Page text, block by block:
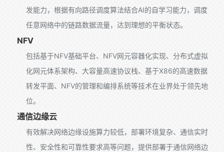
发能力，根据有向路径调度算法结合AI的自学习能力，调度
任意网络中的链路数据流量，达到理想的平衡状态。
NFV
包括基于NFV基础平台、NFV网元容器化实现、分布式虚拟
化网元体系架构、大容量高速协议栈、基于X86的高速数据
转发平面、NFV的管理和编排系统等技术在业界处于领先地
位。
通信边缘云
有效解决网络边缘设施算力较低，部署环境复杂、通信实时
性、安全性和可靠性要求高等问题，提供部署于通信网络边